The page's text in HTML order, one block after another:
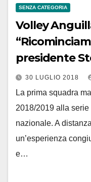
SENZA CATEGORIA
Volley
presidente
30 LUGLIO 2018
La prima squadra
2018/2019 alla
nazionale. A
un’esperienza
e…